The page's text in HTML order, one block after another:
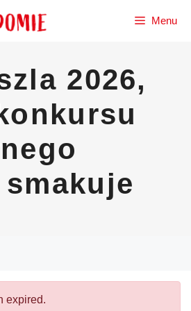
Menu
2026,
expired.